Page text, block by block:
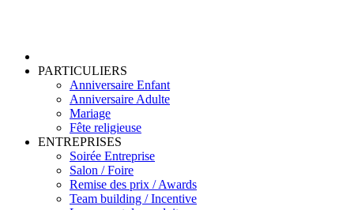
PARTICULIERS
Anniversaire Enfant
Anniversaire Adulte
Mariage
Fête religieuse
ENTREPRISES
Soirée Entreprise
Salon / Foire
Remise des prix / Awards
Team building / Incentive